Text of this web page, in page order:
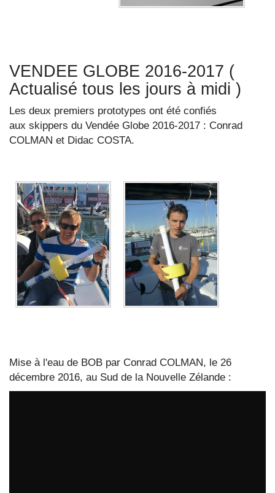
VENDEE GLOBE 2016-2017 (
Actualisé tous les jours à midi )
Les deux premiers prototypes ont été confiés
aux skippers du Vendée Globe 2016-2017 : Conrad
COLMAN et Didac COSTA.
Mise à l'eau de BOB par Conrad COLMAN, le 26
décembre 2016, au Sud de la Nouvelle Zélande :